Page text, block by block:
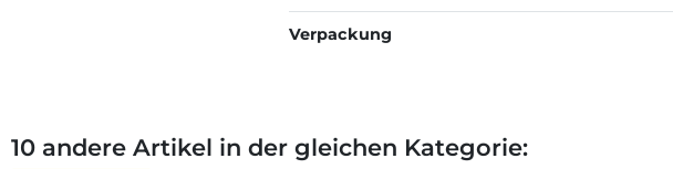
Verpackung
10 andere Artikel in der gleichen Kategorie: